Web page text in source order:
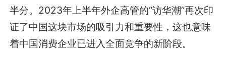
半分。2023年上半年外企高管的“访华潮”再次印
证了中国这块市场的吸引力和重要性，这也意味
着中国消费企业已进入全面竞争的新阶段。